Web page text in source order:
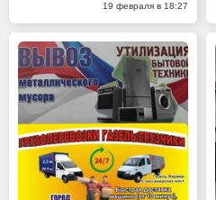
19 февраля в 18:27